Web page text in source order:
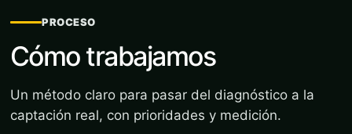
PROCESO
Cómo trabajamos
Un método claro para pasar del diagnóstico a la
captación real, con prioridades y medición.